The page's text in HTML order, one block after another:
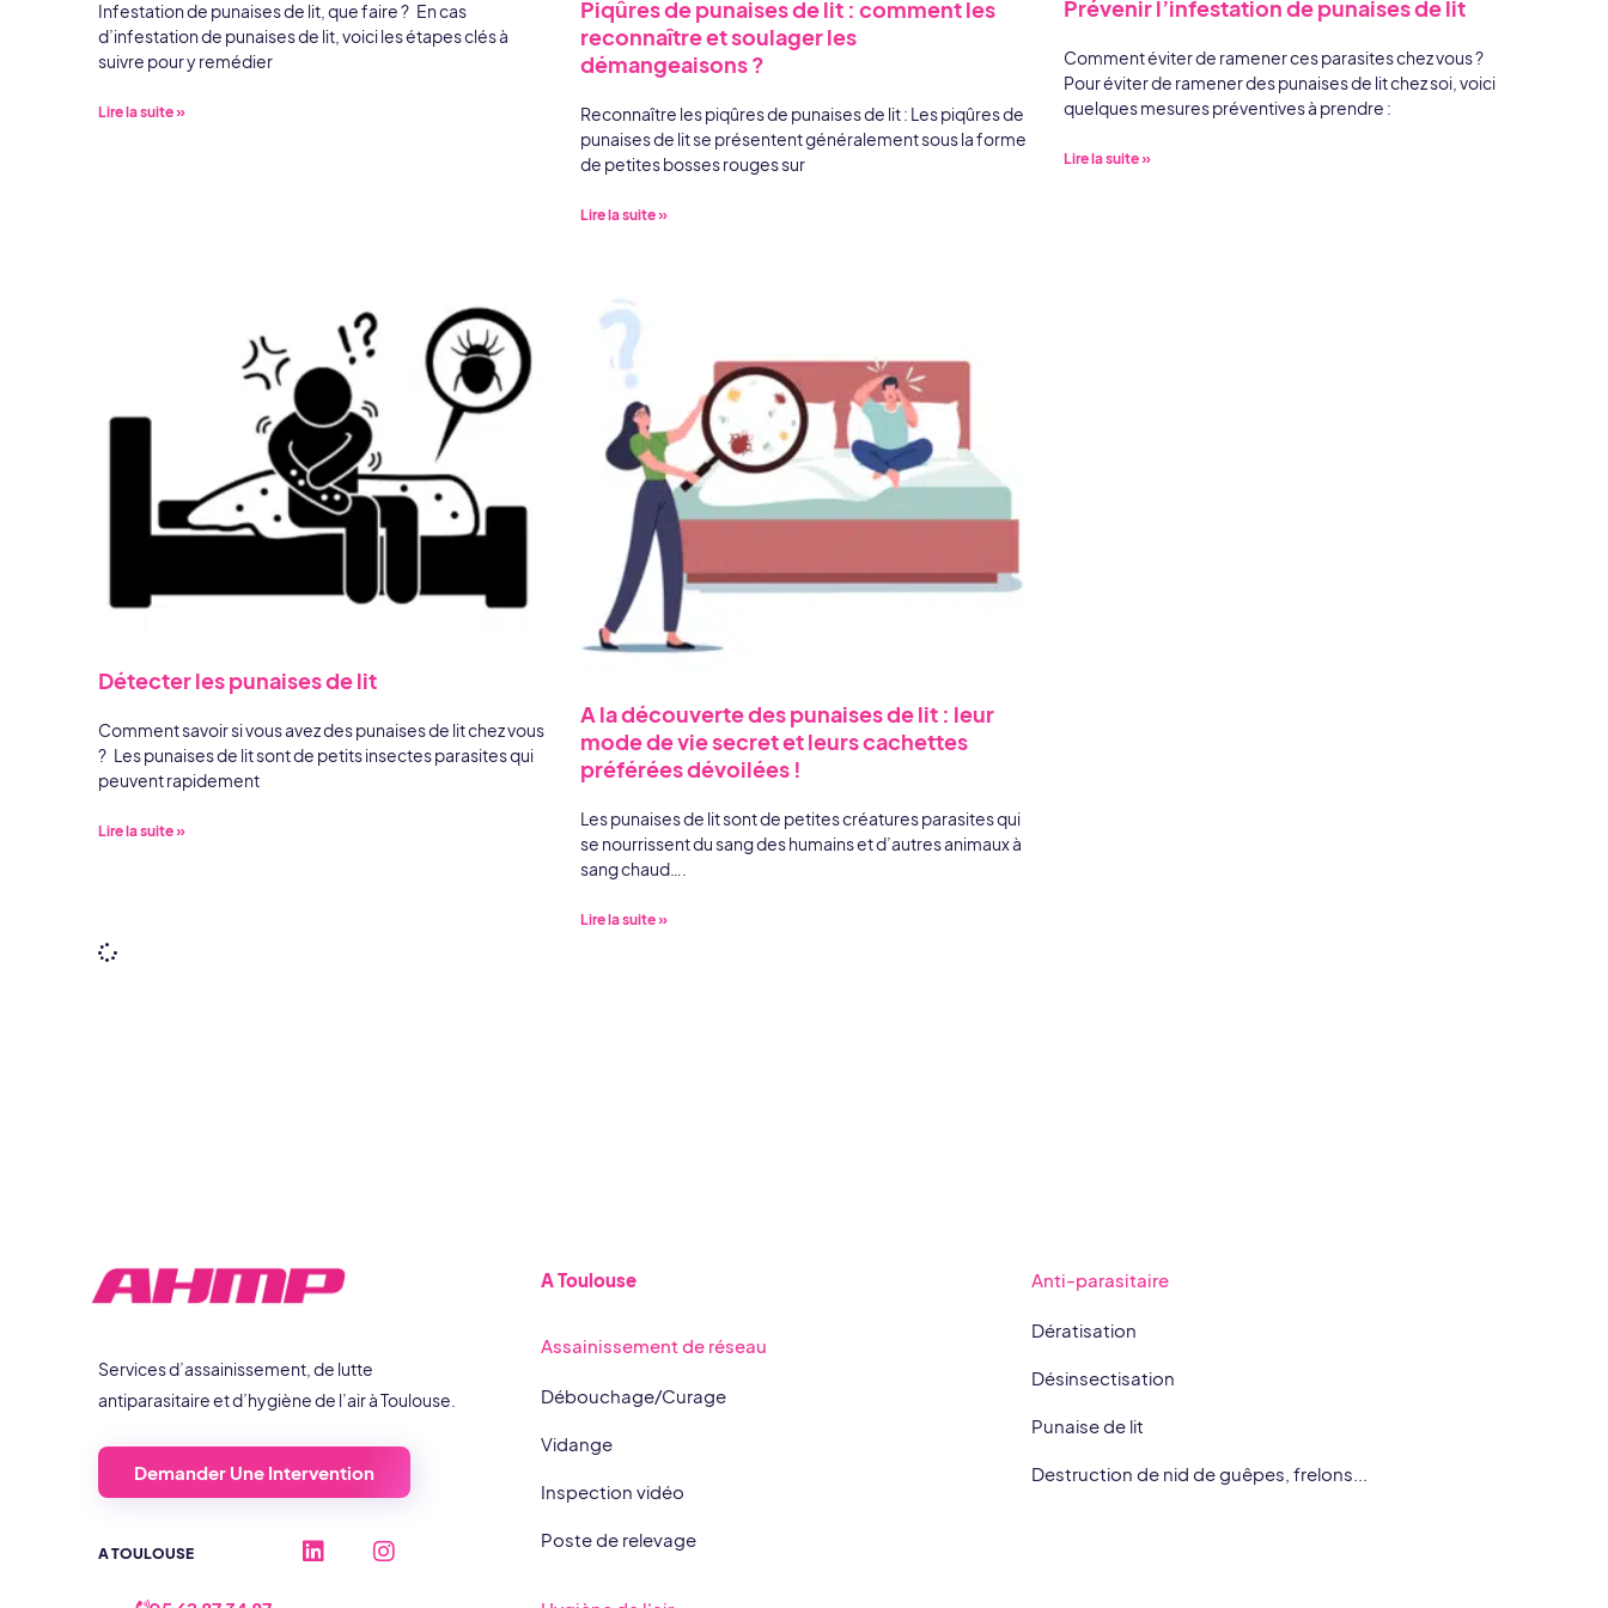
Infestation de punaises de lit, que faire ? En cas
d’infestation de punaises de lit, voici les étapes clés à
suivre pour y remédier
Lire la suite »
Piqûres de punaises de lit : comment les
reconnaître et soulager les
démangeaisons ?
Reconnaître les piqûres de punaises de lit : Les piqûres de
punaises de lit se présentent généralement sous la forme
de petites bosses rouges sur
Lire la suite »
Prévenir l’infestation de punaises de lit
Comment éviter de ramener ces parasites chez vous ?
Pour éviter de ramener des punaises de lit chez soi, voici
quelques mesures préventives à prendre :
Lire la suite »
Détecter les punaises de lit
Comment savoir si vous avez des punaises de lit chez vous
? Les punaises de lit sont de petits insectes parasites qui
peuvent rapidement
Lire la suite »
A la découverte des punaises de lit : leur
mode de vie secret et leurs cachettes
préférées dévoilées !
Les punaises de lit sont de petites créatures parasites qui
se nourrissent du sang des humains et d’autres animaux à
sang chaud….
Lire la suite »
Services d’assainissement, de lutte
antiparasitaire et d’hygiène de l’air à Toulouse.
Demander Une Intervention
A TOULOUSE
L
i
I
n
A Toulouse
Assainissement de réseau
Débouchage/Curage
Vidange
Inspection vidéo
Poste de relevage
Anti-parasitaire
Dératisation
Désinsectisation
Punaise de lit
Destruction de nid de guêpes, frelons...